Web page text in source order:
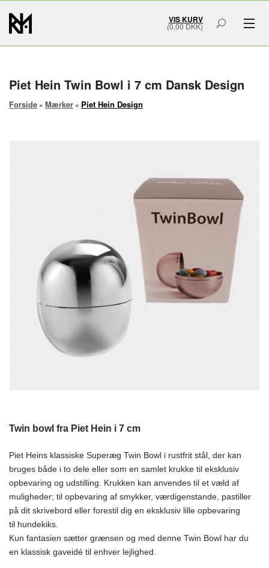
VIS KURV
(0,00 DKK)
MÆRKER
SMYKKER
FORSIDE OM OS
KØB & BETALING
GRAVERING
HANDELSBETINGELSER
Piet Hein Twin Bowl i 7 cm Dansk Design
Forside » Mærker » Piet Hein Design
Twin bowl fra Piet Hein i 7 cm
Piet Heins klassiske Superæg Twin Bowl i rustfrit stål, der kan
bruges både i to dele eller som en samlet krukke til eksklusiv
opbevaring og udstilling. Krukken kan anvendes til et væld af
muligheder; til opbevaring af smykker, værdigenstande, pastiller
på dit skrivebord eller forestil dig en eksklusiv lille opbevaring
til hundekiks.
Kun fantasien sætter grænsen og med denne Twin Bowl har du
en klassisk gaveidé til enhver lejlighed.